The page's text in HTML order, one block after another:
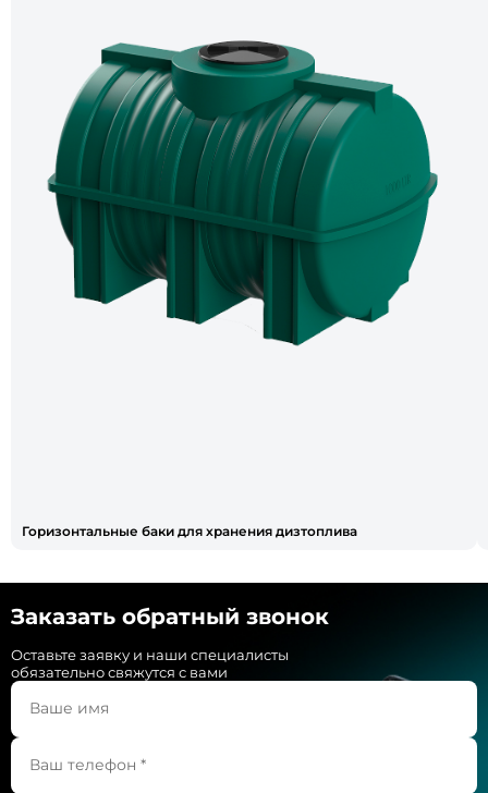
Горизонтальные баки для хранения дизтоплива
Заказать обратный звонок
Оставьте заявку и наши специалисты
обязательно свяжутся с вами